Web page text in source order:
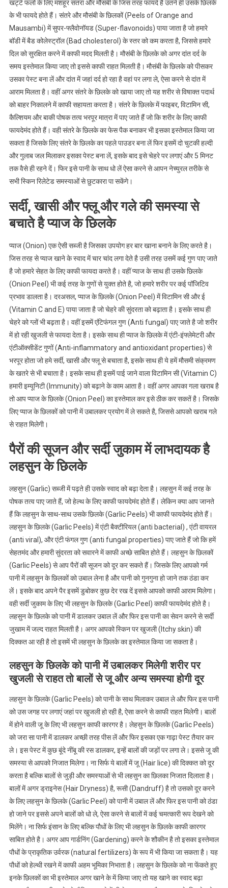
खट्टे फलों के लिए मशहूर संतरा और मौसंबी के जिस तरह फायदे हैं उतने ही उसके छिलके
के भी फायदे होते हैं। संतरे और मौसंबी के छिलकों (Peels of Orange and
Mausambi) में सुपर-फ्लैवोनॉयड (Super-flavonoids) पाया जाता है जो हमारे
बॉडी में बैड कोलेस्ट्रॉल (Bad cholesterol) के स्तर को कम करता है, जिससे हमारे
दिल को सुरक्षित करने में काफी मदद मिलती है। मौसंबी के छिलके को अगर दांत दर्द के
समय इस्तेमाल किया जाए तो इससे काफी राहत मिलती है। मौसंबी के छिलके को पीसकर
उसका पेस्ट बना लें और दांत में जहां दर्द हो रहा है वहां पर लगा ले, ऐसा करने से दांत में
आराम मिलता है। वहीं अगर संतरे के छिलके को खाया जाए तो यह शरीर से विषाक्त पदार्थ
को बाहर निकालने में काफी सहायता करता है। संतरे के छिलके में फाइबर, विटामिन सी,
कैल्शियम और बाकी पोषक तत्व भरपूर मात्रा में पाए जाते हैं जो कि शरीर के लिए काफी
फायदेमंद होते हैं। वही संतरे के छिलके का फेस पैक बनाकर भी इसका इस्तेमाल किया जा
सकता है जिसके लिए संतरे के छिलके का पहले पाउडर बना लें फिर इसमें दो चुटकी हल्दी
और गुलाब जल मिलाकर इसका पेस्ट बना लें, इसके बाद इसे चेहरे पर लगाएं और 5 मिनट
तक वैसे ही रहने दें। फिर इसे पानी के साथ धो लें ऐसा करने से आपन नेच्युरल तरीके से
सभी स्किन रिलेटेड समस्याओं से छुटकारा पा सकेंगे।
सर्दी, खासी और फ्लू और गले की समस्या से
बचाते है प्याज के छिलके
प्याज (Onion) एक ऐसी सब्जी है जिसका उपयोग हर बार खाना बनाने के लिए करते है।
जिस तरह से प्याज खाने के स्वाद में चार चांद लगा देते है उसी तरह उसमें कई गुण पाए जाते
है जो हमारे सेहत के लिए काफी फायदा करते है। वहीं प्याज के साथ ही उसके छिलके
(Onion Peel) भी कई तरह के गुणों से युक्त होते है, जो हमारे शरीर पर कई पॉजिटिव
प्रभाव डालता है। दरअसल, प्याज के छिलके (Onion Peel) में विटामिन सी और ई
(Vitamin C and E) पाया जाता है जो चेहरे की सुंदरता को बढ़ाता है। इसके साथ ही
चेहरे को ग्लों भी बढ़ता है। वहीं इसमें एंटिफंगल गुण (Anti fungal) पाए जाते है जो शरीर
में हो रही खुजली से फायदा देता है। इसके साथ ही प्याज के छिलके में एंटी-इंफ्लेमेटरी और
एंटीऑक्सीडेंट गुणों (Anti-inflammatory and antioxidant properties) से
भरपूर होता जो हमे सर्दी, खासी और फ्लू से बचाता है, इसके साथ ही ये हमें मौसमी संक्रमण
के खतरे से भी बचाता है। इसके साथ ही इसमें पाई जाने वाला विटामिन सी (Vitamin C)
हमारी इम्यूनिटी (Immunity) को बढ़ाने के काम आता है। वहीं अगर आपका गला खराब है
तो आप प्याज के छिलके (Onion Peel) का इस्तेमाल कर इसे ठीक कर सकतें है। जिसके
लिए प्याज के छिलकों को पानी में उबालकर प्रयोग में ले सकते है, जिससे आपको खराब गले
से राहत मिलेगी।
पैरों की सूजन और सर्दी जुकाम में लाभदायक है
लहसुन के छिलके
लहसुन (Garlic) सब्जी में पढ़ते ही उसके स्वाद को बढ़ा देता है। लहसुन में कई तरह के
पोषक तत्व पाए जाते हैं, जो हेल्थ के लिए काफी फायदेमंद होते हैं। लेकिन क्या आप जानते
हैं कि लहसुन के साथ-साथ उसके छिलके (Garlic Peels) भी काफी फायदेमंद होते हैं।
लहसुन के छिलके (Garlic Peels) में एंटी बैक्टीरियल (anti bacterial) , एंटी वायरल
(anti viral), और एंटी फंगल गुण (anti fungal properties) पाए जाते हैं जो कि हमें
सेहतमंद और हमारी सुंदरता को सवारने में काफी अच्छे साबित होते हैं। लहसुन के छिलकों
(Garlic Peels) से आप पैरों की सूजन को दूर कर सकते हैं। जिसके लिए आपको गर्म
पानी में लहसुन के छिलकों को उबाल लेना है और पानी को गुनगुना हो जाने तक ठंडा कर
लें। इसके बाद अपने पैर इसमें डुबोकर कुछ देर रख दें इससे आपको काफी आराम मिलेगा।
वही सर्दी जुकाम के लिए भी लहसुन के छिलके (Garlic Peel) काफी फायदेमंद होते है।
लहसुन के छिलके को पानी में डालकर उबाल लें और फिर इस पानी का सेवन करने से सर्दी
जुखाम में जल्द राहत मिलती है। अगर आपको स्किन पर खुजली (Itchy skin) की
दिक्कत आ रही है तो इसमें भी लहसुन के छिलके का इस्तेमाल किया जा सकता है।
लहसुन के छिलके को पानी में उबालकर मिलेगी शरीर पर
खुजली से राहत तो बालों से जू और अन्य समस्या होगी दूर
लहसुन के छिलके (Garlic Peels) को पानी के साथ मिलाकर उबाल ले और फिर इस पानी
को उस जगह पर लगाएं जहां पर खुजली हो रही है, ऐसा करने से काफी राहत मिलेगी। बालों
में होने वाली जू के लिए भी लहसुन काफी कारगर है। लेहसुन के छिलके (Garlic Peels)
को जरा सा पानी में डालकर अच्छी तरह पीस लें और फिर इसका एक गाढ़ा पेस्ट तैयार कर
ले। इस पेस्ट में कुछ बूंदे नींबू की रस डालकर, इन्हें बालों की जड़ों पर लगा ले। इससे जू की
समस्या से आपको निजात मिलेगा। ना सिर्फ ये बालों में जू (Hair lice) की दिक्कत को दूर
करता है बल्कि बालों से जुड़ी और समस्याओं से भी लहसुन का छिलका निजात दिलाता है।
बालों में अगर ड्राइनेस (Hair Dryness) है, रूसी (Dandruff) है तो उसको दूर करने
के लिए लहसुन के छिलके (Garlic Peel) को पानी में उबाल लें और फिर इस पानी को ठंडा
हो जाने पर इससे अपने बालों को धो ले, ऐसा करने से बालों में कई चमत्कारी रूप देखने को
मिलेंगे। ना सिर्फ इंसान के लिए बल्कि पौधों के लिए भी लहसुन के छिलके काफी कारगर
साबित होते है। अगर आप गार्डनिंग (Gardening) करने के शौकीन है तो इसका इस्तेमाल
पौधों के प्राकृतिक उर्वरक (natural fertilizers) के रूप में भी किया जा सकता है। यह
पौधों को हेल्थी रखने में काफी अहम भूमिका निभाता है। लहसुन के छिलके को ना फेंकते हुए
इनके छिलकों का भी इस्तेमाल अगर खाने के में किया जाए तो यह खाने का स्वाद बढ़ा